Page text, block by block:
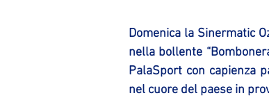
Domenica la Sinermatic
nella bollente
PalaSport con capienza
nel cuore del paese in